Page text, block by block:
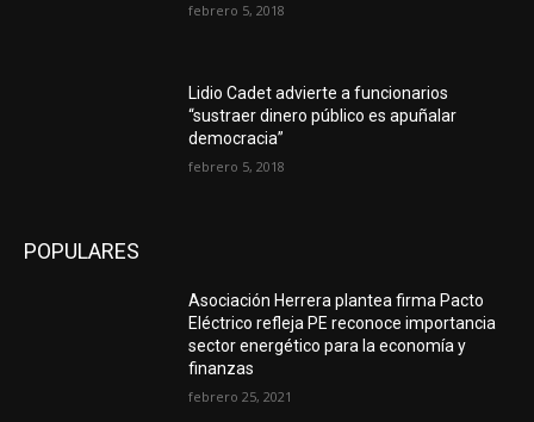
febrero 5, 2018
Lidio Cadet advierte a funcionarios
“sustraer dinero público es apuñalar
democracia”
febrero 5, 2018
POPULARES
Asociación Herrera plantea firma Pacto
Eléctrico refleja PE reconoce importancia
sector energético para la economía y
finanzas
febrero 25, 2021